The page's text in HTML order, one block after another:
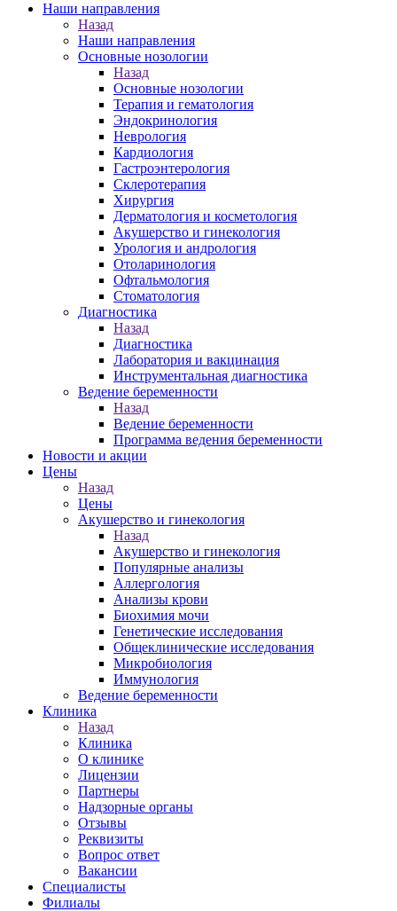
Наши направления
Назад
Наши направления
Основные нозологии
Назад
Основные нозологии
Терапия и гематология
Эндокринология
Неврология
Кардиология
Гастроэнтерология
Склеротерапия
Хирургия
Дерматология и косметология
Акушерство и гинекология
Урология и андрология
Отоларинология
Офтальмология
Стоматология
Диагностика
Назад
Диагностика
Лаборатория и вакцинация
Инструментальная диагностика
Ведение беременности
Назад
Ведение беременности
Программа ведения беременности
Новости и акции
Цены
Назад
Цены
Акушерство и гинекология
Назад
Акушерство и гинекология
Популярные анализы
Аллергология
Анализы крови
Биохимия мочи
Генетические исследования
Общеклинические исследования
Микробиология
Иммунология
Ведение беременности
Клиника
Назад
Клиника
О клинике
Лицензии
Партнеры
Надзорные органы
Отзывы
Реквизиты
Вопрос ответ
Вакансии
Специалисты
Филиалы